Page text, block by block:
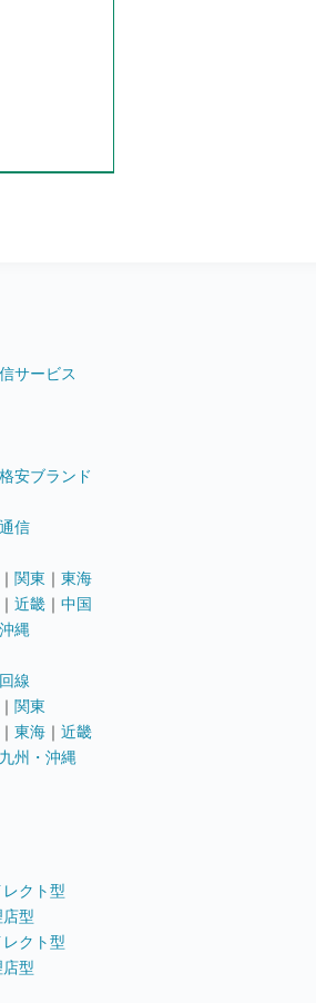
サービス
安ブランド
信
｜ 関東 ｜ 東海
｜ 近畿 ｜ 中国
縄
線
｜ 関東
｜ 東海 ｜ 近畿
九州・沖縄
クト型
型
クト型
型